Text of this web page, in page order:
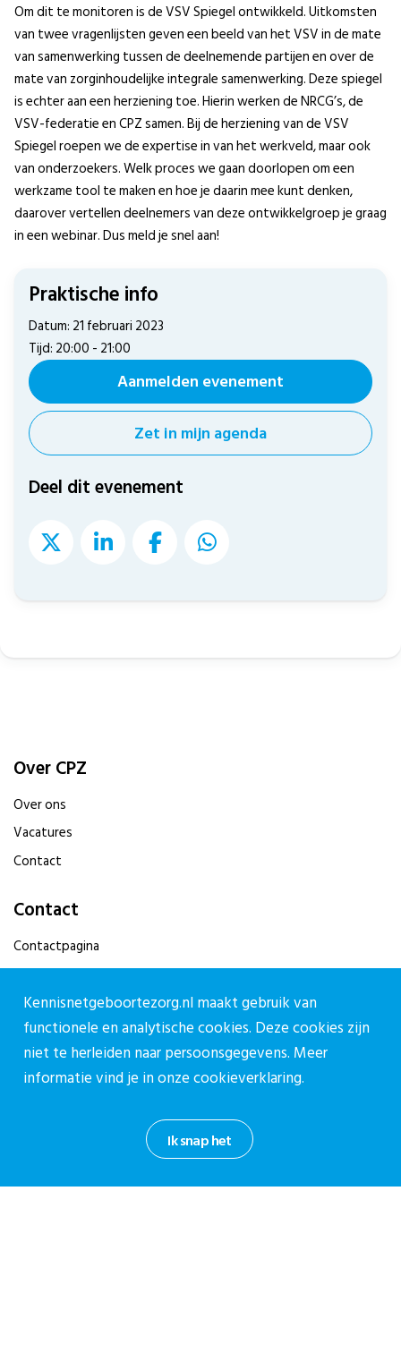
Om dit te monitoren is de VSV Spiegel ontwikkeld. Uitkomsten
van twee vragenlijsten geven een beeld van het VSV in de mate
van samenwerking tussen de deelnemende partijen en over de
mate van zorginhoudelijke integrale samenwerking. Deze spiegel
is echter aan een herziening toe. Hierin werken de NRCG’s, de
VSV-federatie en CPZ samen. Bij de herziening van de VSV
Spiegel roepen we de expertise in van het werkveld, maar ook
van onderzoekers. Welk proces we gaan doorlopen om een
werkzame tool te maken en hoe je daarin mee kunt denken,
daarover vertellen deelnemers van deze ontwikkelgroep je graag
in een webinar. Dus meld je snel aan!
Praktische info
Datum: 21 februari 2023
Tijd: 20:00 - 21:00
Aanmelden evenement
Zet in mijn agenda
Deel dit evenement
Over CPZ
Over ons
Vacatures
Contact
Contact
Contactpagina
030-27 39 786
cpz@stichtingcpz.nl
Mercatorlaan 1200, 3528 BL Utrecht
Blijf op de hoogte
Meld je aan voor onze nieuwsbrief.
Ik snap het
Kennisnetgeboortezorg.nl maakt gebruik van
functionele en analytische cookies. Deze cookies zijn
niet te herleiden naar persoonsgegevens. Meer
informatie vind je in onzecookieverklaring.